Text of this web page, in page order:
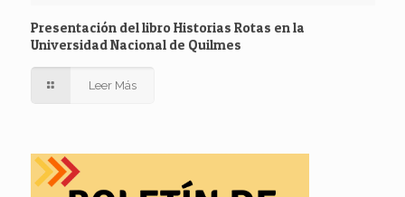
Presentación del libro Historias Rotas en la
Universidad Nacional de Quilmes
Leer Más